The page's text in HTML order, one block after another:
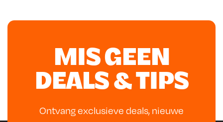
MIS GEEN
DEALS & TIPS
Ontvang exclusieve deals, nieuwe